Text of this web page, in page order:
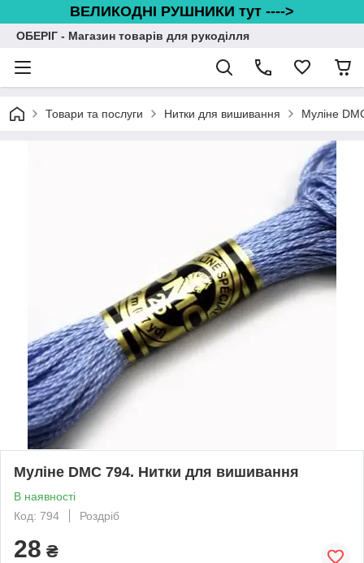
ВЕЛИКОДНІ РУШНИКИ тут ---->
ОБЕРІГ - Магазин товарів для рукоділля
Товари та послуги Нитки для вишивання Муліне
Муліне DMC 794. Нитки для вишивання
В наявності
Код: 794
Роздріб
28 ₴